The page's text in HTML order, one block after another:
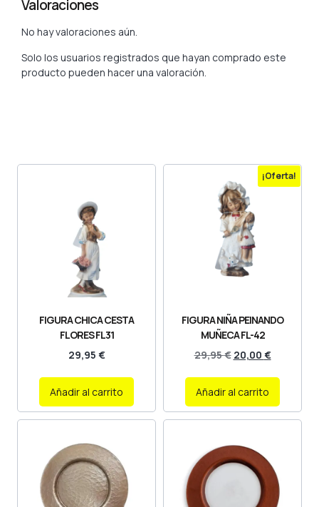
Valoraciones
No hay valoraciones aún.
Solo los usuarios registrados que hayan comprado este
producto pueden hacer una valoración.
FIGURA CHICA CESTA
FLORES FL31
29,95 €
Añadir al carrito
¡Oferta!
FIGURA NIÑA PEINANDO
MUÑECA FL-42
29,95€ 20,00 €
Añadir al carrito